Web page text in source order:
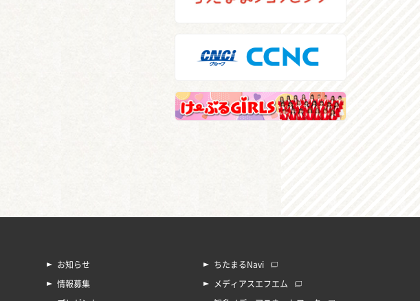
お知らせ
情報募集
ちたまるNavi
メディアスエフエム